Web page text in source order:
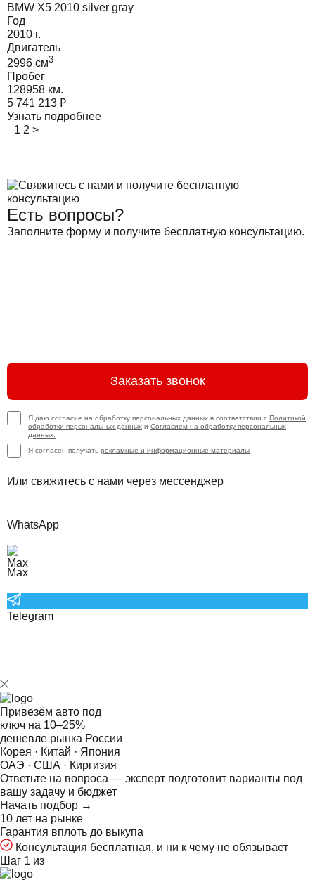
BMW X5 2010 silver gray
Год
2010 г.
Двигатель
2996 cм3
Пробег
128958 км.
5 741 213 ₽
Узнать подробнее
1 2 >
Есть вопросы?
Заполните форму и получите бесплатную консультацию.
Заказать звонок
Я даю согласие на обработку персональных данных в соответствии с Политикой
обработки персональных данных и Согласием на обработку персональных
данных.
Я согласен получать рекламные и информационные материалы
Или свяжитесь с нами через мессенджер
WhatsApp
Max
Telegram
Привезём авто под
ключ на 10–25%
дешевле рынка России
Корея · Китай · Япония
ОАЭ · США · Киргизия
Ответьте на вопроса — эксперт подготовит варианты под
вашу задачу и бюджет
Начать подбор →
10 лет на рынке
Гарантия вплоть до выкупа
Консультация бесплатная, и ни к чему не обязывает
Шаг 1 из